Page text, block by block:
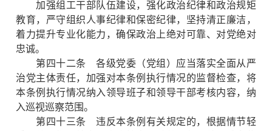
加强组工干部队伍建设，强化政治纪律和政治规矩
教育，严守组织人事纪律和保密纪律，坚持清正廉洁，
着力提升专业化能力，确保政治上绝对可靠、对党绝对
忠诚。
第四十二条 各级党委（党组）应当落实全面从严
治党主体责任，加强对本条例执行情况的监督检查，将
本条例执行情况纳入领导班子和领导干部考核内容，纳
入巡视巡察范围。
第四十三条 违反本条例有关规定的，根据情节轻